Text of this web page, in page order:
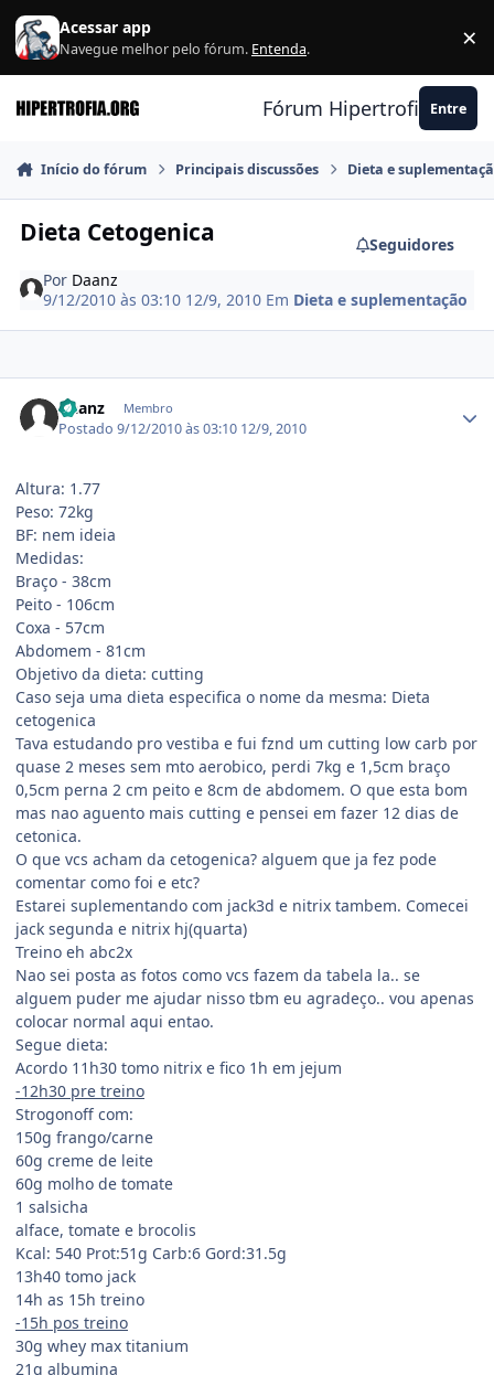
Ir para conteúdo
Acessar app
Navegue melhor pelo fórum. Entenda. ×
Fórum Hipertrofia.org
Entre
Início do fórum Principais discussões Dieta e
Dieta Cetogenica
Seguidores
Por Daanz
9/12/2010 às 03:10 12/9, 2010 Em Dieta e suplementação
Daanz Membro
Postado9/12/2010 às 03:10 12/9, 2010
Altura: 1.77
Peso: 72kg
BF: nem ideia
Medidas:
Braço - 38cm
Peito - 106cm
Coxa - 57cm
Abdomem - 81cm
Objetivo da dieta: cutting
Caso seja uma dieta especifica o nome da mesma: Dieta
cetogenica
Tava estudando pro vestiba e fui fznd um cutting low carb por
quase 2 meses sem mto aerobico, perdi 7kg e 1,5cm braço
0,5cm perna 2 cm peito e 8cm de abdomem. O que esta bom
mas nao aguento mais cutting e pensei em fazer 12 dias de
cetonica.
O que vcs acham da cetogenica? alguem que ja fez pode
comentar como foi e etc?
Estarei suplementando com jack3d e nitrix tambem. Comecei
jack segunda e nitrix hj(quarta)
Treino eh abc2x
Nao sei posta as fotos como vcs fazem da tabela la.. se
alguem puder me ajudar nisso tbm eu agradeço.. vou apenas
colocar normal aqui entao.
Segue dieta:
Acordo 11h30 tomo nitrix e fico 1h em jejum
-12h30 pre treino
Strogonoff com:
150g frango/carne
60g creme de leite
60g molho de tomate
1 salsicha
alface, tomate e brocolis
Kcal: 540 Prot:51g Carb:6 Gord:31.5g
13h40 tomo jack
14h as 15h treino
-15h pos treino
30g whey max titanium
21g albumina